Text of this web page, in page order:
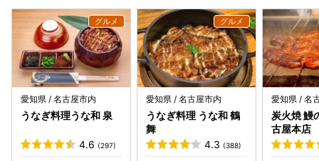
愛知県 / 名古屋市内
うなぎ料理うな和 泉
4.6 (297)
愛知県 / 名古屋市内
うなぎ料理 うな和 鶴
舞
4.3 (388)
愛知県 / 名
炭火焼 鰻
古屋本店